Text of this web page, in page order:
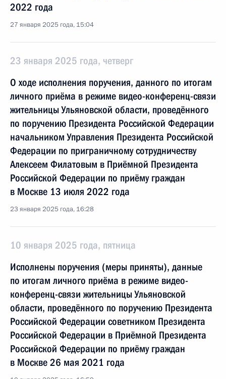
2022 года
27 января 2025 года, 15:04
23 января 2025 года, четверг
О ходе исполнения поручения, данного по итогам
личного приёма в режиме видео-конференц-связи
жительницы Ульяновской области, проведённого
по поручению Президента Российской Федерации
начальником Управления Президента Российской
Федерации по приграничному сотрудничеству
Алексеем Филатовым в Приёмной Президента
Российской Федерации по приёму граждан
в Москве 13 июля 2022 года
23 января 2025 года, 16:28
10 января 2025 года, пятница
Исполнены поручения (меры приняты), данные
по итогам личного приёма в режиме видео-
конференц-связи жительницы Ульяновской
области, проведённого по поручению Президента
Российской Федерации советником Президента
Российской Федерации в Приёмной Президента
Российской Федерации по приёму граждан
в Москве 26 мая 2021 года